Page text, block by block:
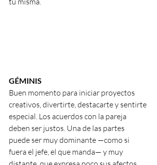
GÉMINIS
Buen momento para iniciar proyectos
creativos, divertirte, destacarte y sentirte
especial. Los acuerdos con la pareja
deben ser justos. Una de las partes
puede ser muy dominante —como si
fuera el jefe, el que manda— y muy